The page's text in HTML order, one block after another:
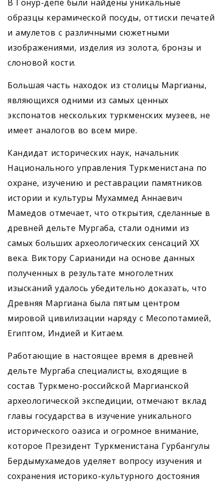
В Гонур-депе были найдены уникальные
образцы керамической посуды, оттиски печатей
и амулетов с различными сюжетными
изображениями, изделия из золота, бронзы и
слоновой кости.
Большая часть находок из столицы Маргианы,
являющихся одними из самых ценных
экспонатов нескольких туркменских музеев, не
имеет аналогов во всем мире.
Кандидат исторических наук, начальник
Национального управления Туркменистана по
охране, изучению и реставрации памятников
истории и культуры Мухаммед Аннаевич
Мамедов отмечает, что открытия, сделанные в
древней дельте Мургаба, стали одними из
самых больших археологических сенсаций ХХ
века. Виктору Сарианиди на основе данных
полученных в результате многолетних
изысканий удалось убедительно доказать, что
Древняя Маргиана была пятым центром
мировой цивилизации наряду с Месопотамией,
Египтом, Индией и Китаем.
Работающие в настоящее время в древней
дельте Мургаба специалисты, входящие в
состав Туркмено-российской Маргианской
археологической экспедиции, отмечают вклад
главы государства в изучение уникального
исторического оазиса и огромное внимание,
которое Президент Туркменистана Гурбангулы
Бердымухамедов уделяет вопросу изучения и
сохранения историко-культурного достояния